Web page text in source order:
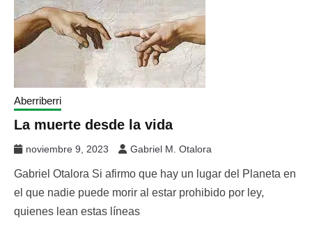
Aberriberri
La muerte desde la vida
noviembre 9, 2023 Gabriel M. Otalora
Gabriel Otalora Si afirmo que hay un lugar del Planeta en
el que nadie puede morir al estar prohibido por ley,
quienes lean estas líneas